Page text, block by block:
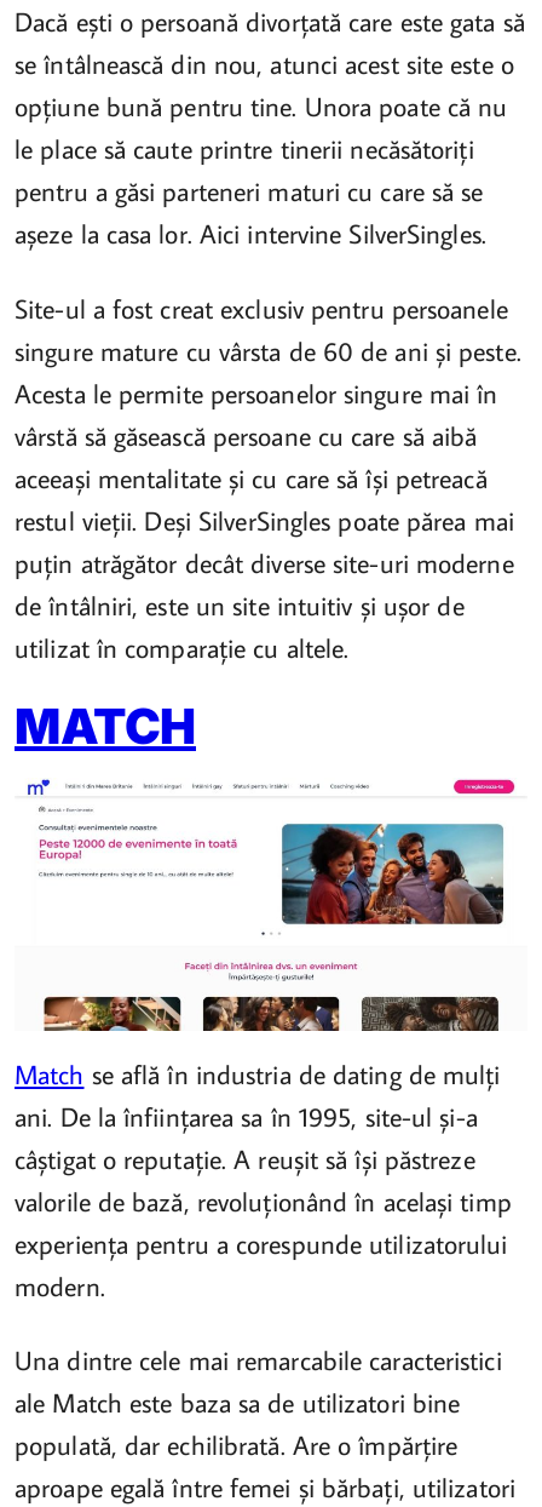
Dacă ești o persoană divorțată care este gata să
se întâlnească din nou, atunci acest site este o
opțiune bună pentru tine. Unora poate că nu
le place să caute printre tinerii necăsătoriți
pentru a găsi parteneri maturi cu care să se
așeze la casa lor. Aici intervine SilverSingles.
Site-ul a fost creat exclusiv pentru persoanele
singure mature cu vârsta de 60 de ani și peste.
Acesta le permite persoanelor singure mai în
vârstă să găsească persoane cu care să aibă
aceeași mentalitate și cu care să își petreacă
restul vieții. Deși SilverSingles poate părea mai
puțin atrăgător decât diverse site-uri moderne
de întâlniri, este un site intuitiv și ușor de
utilizat în comparație cu altele.
MATCH
Match se află în industria de dating de mulți
ani. De la înființarea sa în 1995, site-ul și-a
câștigat o reputație. A reușit să își păstreze
valorile de bază, revoluționând în același timp
experiența pentru a corespunde utilizatorului
modern.
Una dintre cele mai remarcabile caracteristici
ale Match este baza sa de utilizatori bine
populată, dar echilibrată. Are o împărțire
aproape egală între femei și bărbați, utilizatori